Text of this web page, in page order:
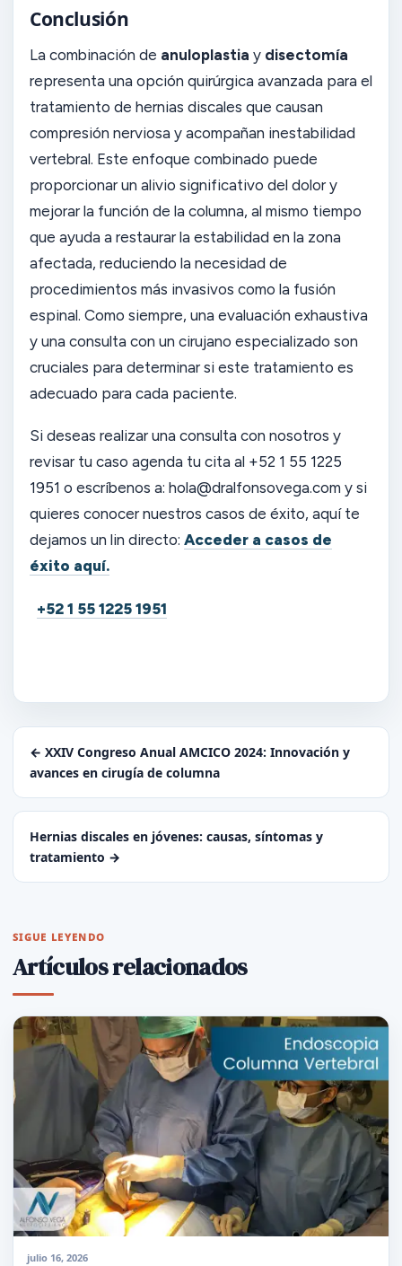
Conclusión
La combinación de anuloplastia y disectomía
representa una opción quirúrgica avanzada para el
tratamiento de hernias discales que causan
compresión nerviosa y acompañan inestabilidad
vertebral. Este enfoque combinado puede
proporcionar un alivio significativo del dolor y
mejorar la función de la columna, al mismo tiempo
que ayuda a restaurar la estabilidad en la zona
afectada, reduciendo la necesidad de
procedimientos más invasivos como la fusión
espinal. Como siempre, una evaluación exhaustiva
y una consulta con un cirujano especializado son
cruciales para determinar si este tratamiento es
adecuado para cada paciente.
Si deseas realizar una consulta con nosotros y
revisar tu caso agenda tu cita al +52 1 55 1225
1951 o escríbenos a: hola@dralfonsovega.com y si
quieres conocer nuestros casos de éxito, aquí te
dejamos un lin directo: Acceder a casos de
éxito aquí.
+52 1 55 1225 1951
← XXIV Congreso Anual AMCICO 2024: Innovación y
avances en cirugía de columna
Hernias discales en jóvenes: causas, síntomas y
tratamiento →
SIGUE LEYENDO
Artículos relacionados
julio 16, 2026